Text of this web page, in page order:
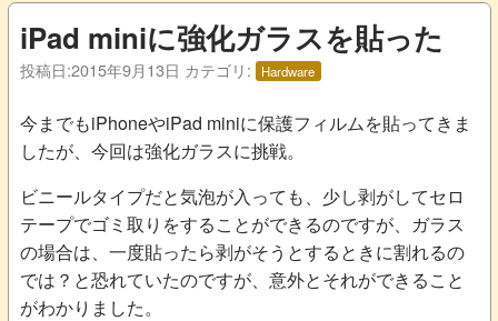
iPad miniに強化ガラスを貼った
投稿日:2015年9月13日 カテゴリ: Hardware
今までもiPhoneやiPad miniに保護フィルムを貼ってきま
したが、今回は強化ガラスに挑戦。
ビニールタイプだと気泡が入っても、少し剥がしてセロ
テープでゴミ取りをすることができるのですが、ガラス
の場合は、一度貼ったら剥がそうとするときに割れるの
では？と恐れていたのですが、意外とそれができること
がわかりました。